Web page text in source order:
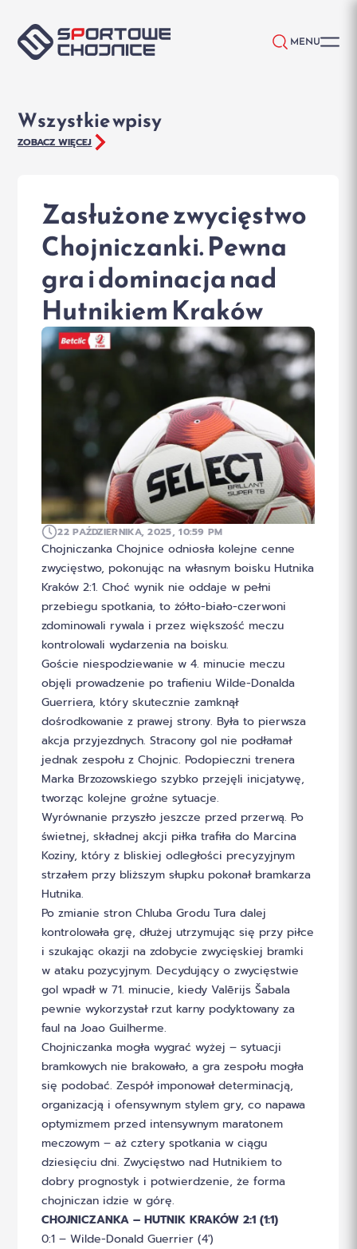
MENU
Wszystkie wpisy
ZOBACZ WIĘCEJ
Zasłużone zwycięstwo
Chojniczanki. Pewna
gra i dominacja nad
Hutnikiem Kraków
22 PAŹDZIERNIKA, 2025, 10:59 PM
Chojniczanka Chojnice odniosła kolejne cenne
zwycięstwo, pokonując na własnym boisku Hutnika
Kraków 2:1. Choć wynik nie oddaje w pełni
przebiegu spotkania, to żółto-biało-czerwoni
zdominowali rywala i przez większość meczu
kontrolowali wydarzenia na boisku.
Goście niespodziewanie w 4. minucie meczu
objęli prowadzenie po trafieniu Wilde-Donalda
Guerriera, który skutecznie zamknął
dośrodkowanie z prawej strony. Była to pierwsza
akcja przyjezdnych. Stracony gol nie podłamał
jednak zespołu z Chojnic. Podopieczni trenera
Marka Brzozowskiego szybko przejęli inicjatywę,
tworząc kolejne groźne sytuacje.
Wyrównanie przyszło jeszcze przed przerwą. Po
świetnej, składnej akcji piłka trafiła do Marcina
Koziny, który z bliskiej odległości precyzyjnym
strzałem przy bliższym słupku pokonał bramkarza
Hutnika.
Po zmianie stron Chluba Grodu Tura dalej
kontrolowała grę, dłużej utrzymując się przy piłce
i szukając okazji na zdobycie zwycięskiej bramki
w ataku pozycyjnym. Decydujący o zwycięstwie
gol wpadł w 71. minucie, kiedy Valērijs Šabala
pewnie wykorzystał rzut karny podyktowany za
faul na Joao Guilherme.
Chojniczanka mogła wygrać wyżej – sytuacji
bramkowych nie brakowało, a gra zespołu mogła
się podobać. Zespół imponował determinacją,
organizacją i ofensywnym stylem gry, co napawa
optymizmem przed intensywnym maratonem
meczowym – aż cztery spotkania w ciągu
dziesięciu dni. Zwycięstwo nad Hutnikiem to
dobry prognostyk i potwierdzenie, że forma
chojniczan idzie w górę.
CHOJNICZANKA – HUTNIK KRAKÓW 2:1 (1:1)
0:1 – Wilde-Donald Guerrier (4′)